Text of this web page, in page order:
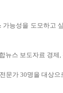
능성을 도모하고
뉴스 보도자료 경제,
문가 30명을 대상